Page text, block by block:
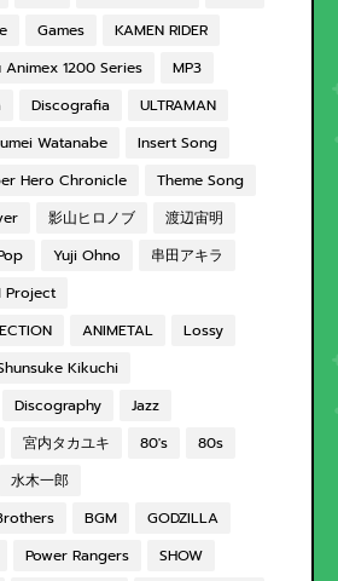
Games
KAMEN RIDER
Animex 1200 Series
MP3
Discografia
ULTRAMAN
Watanabe
Insert Song
Hero Chronicle
Theme Song
影山ヒロノブ
渡辺宙明
Yuji Ohno
串田アキラ
Project
ANIMETAL
Lossy
Kikuchi
Discography
Jazz
宮内タカユキ 80's
80s
水木一郎
BGM
GODZILLA
Power Rangers
SHOW